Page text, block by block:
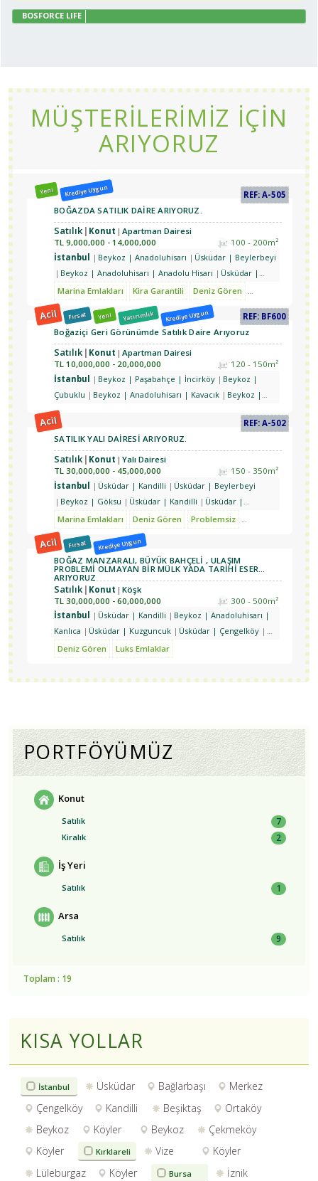
BOSFORCE LIFE
MÜŞTERİLERİMİZ İÇİN
ARIYORUZ
Yeni Krediye Uygun
BOĞAZDA SATILIK DAİRE ARIYORUZ.
Satılık Konut Apartman Dairesi
REF: A-505
TL 9,000,000 - 14,000,000
100 - 200m²
İstanbul
Beykoz | Anadoluhisarı
Üsküdar | Beylerbeyi
Beykoz | Anadoluhisarı | Anadolu Hisarı
Üsküdar |
Kandilli
Üsküdar | Beylerbeyi
Üsküdar | Çengelköy |
Güzeltepe
Beykoz | Göksu
Beykoz | Anadoluhisarı |
Kavacık
Marina Emlakları Kira Garantili Deniz Gören
Acil Fırsat Yeni Yatırımlık Krediye Uygun
Boğaziçi Geri Görünümde Satılık Daire Arıyoruz
Satılık Konut Apartman Dairesi
REF: BF600
TL 10,000,000 - 20,000,000
120 - 150m²
İstanbul
Beykoz | Paşabahçe | İncirköy
Beykoz |
Çubuklu
Beykoz | Anadoluhisarı | Kavacık
Beykoz |
Göksu
Göztepe
Üsküdar | Çengelköy
Üsküdar | Beylerbeyi | Burhaniye
| Küplüce
Üsküdar | Kuzguncuk
| Kuzguncuk
Acil
SATILIK YALI DAİRESİ ARIYORUZ.
Satılık Konut Yalı Dairesi
REF: A-502
TL 30,000,000 - 45,000,000
150 - 350m²
İstanbul
Üsküdar | Kandilli
Üsküdar | Beylerbeyi
Beykoz | Göksu
Üsküdar | Kandilli
Üsküdar |
Çengelköy
Üsküdar | Beylerbeyi
Üsküdar | Kandilli |
Kuleli
Marina Emlakları Deniz Gören Problemsiz
Acil Fırsat Krediye Uygun
BOĞAZ MANZARALI, BÜYÜK BAHÇELİ , ULAŞIM
PROBLEMİ OLMAYAN BİR MÜLK YADA TARİHİ ESER
ARIYORUZ
Satılık Konut
Köşk
TL 30,000,000 - 60,000,000
300 - 500m²
İstanbul
Üsküdar | Kandilli
Beykoz | Anadoluhisarı |
Kanlıca
Üsküdar | Kuzguncuk
Üsküdar | Çengelköy
Üsküdar | Beylerbeyi
Üsküdar | Bahçelievler |
| Altunizade
Üsküdar | Beylerbeyi | Burhaniye
Üsküdar
Deniz Gören Luks Emlaklar
PORTFÖYÜMÜZ
Konut
Satılık 7
Kiralık 2
İş Yeri
Satılık 1
Arsa
Satılık 9
Toplam : 19
KISA YOLLAR
İstanbul Üsküdar Bağlarbaşı
Merkez
Çengelköy
Kandilli Beşiktaş
Ortaköy
Beykoz
Köyler Beykoz
Çekmeköy
Köyler
Kırklareli Vize
Köyler
Lüleburgaz
Köyler Bursa
İznik